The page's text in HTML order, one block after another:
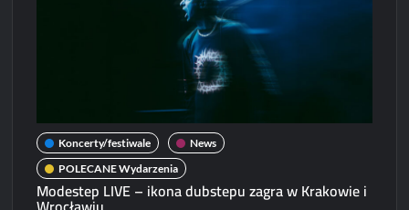
Koncerty/festiwale
News
POLECANE Wydarzenia
Modestep LIVE – ikona dubstepu zagra w Krakowie i